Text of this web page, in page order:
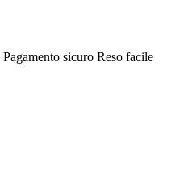
Pagamento sicuro Reso facile